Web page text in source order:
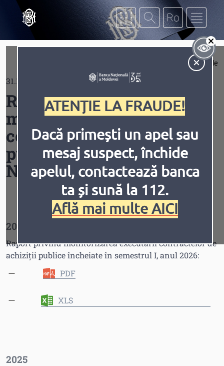
Mergi la conţinutul principal
Inversiune Animațiile
ATENȚIE LA FRAUDE!
Dacă primești un apel sau
mesaj suspect, închide
apelul, contactează banca
ta și sună la 112.
Află mai multe AICI
Extinde
31.12.2025
Raport privind
monitorizarea executării
contractelor de achiziţii
publice ale Băncii
Naţionale a Moldovei
2026
Raport privind monitorizarea executării contractelor de
achiziții publice încheiate în semestrul I, anul 2026:
PDF
XLS
2025